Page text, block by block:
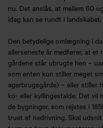
nu. Det anslås, at mellem 60
idag kan se rundt i
Den betydelige omlægning i
allerseneste år medfører, at
gårdene står ubrugte hen –
som enten kun stiller meget
agerbrugsgårde) – eller stiller
ko- eller kyllingestalde. Det
de bygninger, som rejstes i
truet af nedrivning. Skal